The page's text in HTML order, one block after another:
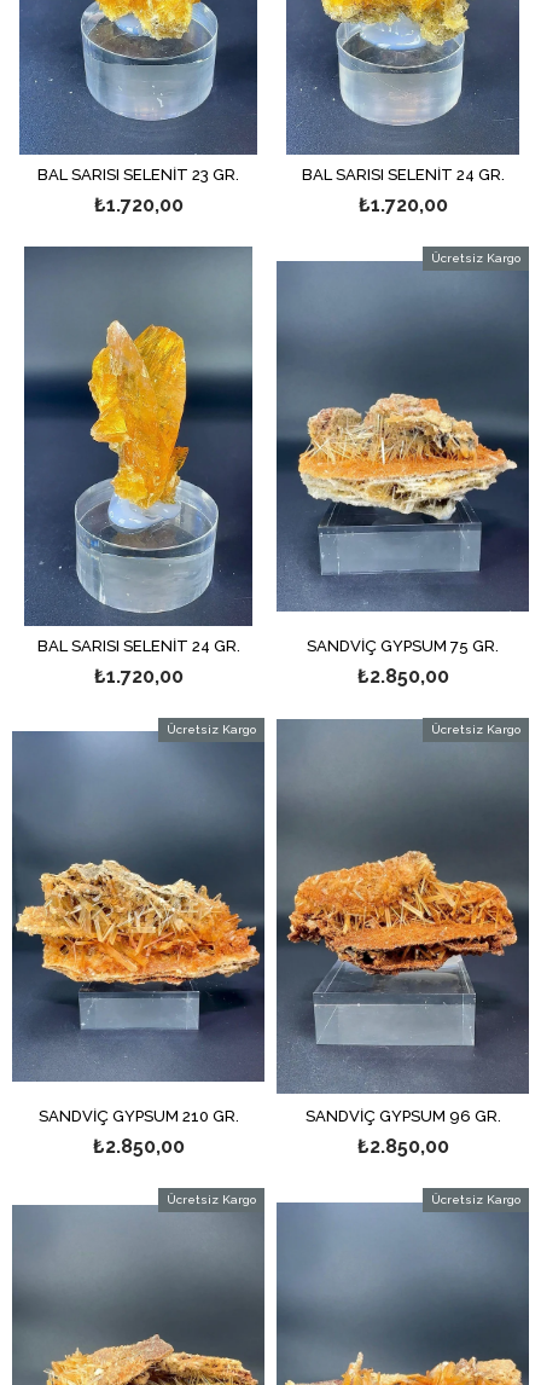
BAL SARISI SELENİT 23 GR.
₺1.720,00
BAL SARISI SELENİT 24 GR.
₺1.720,00
BAL SARISI SELENİT 24 GR.
₺1.720,00
SANDVİÇ GYPSUM 75 GR.
₺2.850,00
Ücretsiz Kargo
SANDVİÇ GYPSUM 210 GR.
₺2.850,00
Ücretsiz Kargo
SANDVİÇ GYPSUM 96 GR.
₺2.850,00
Ücretsiz Kargo
Ücretsiz Kargo Ücretsiz Kargo